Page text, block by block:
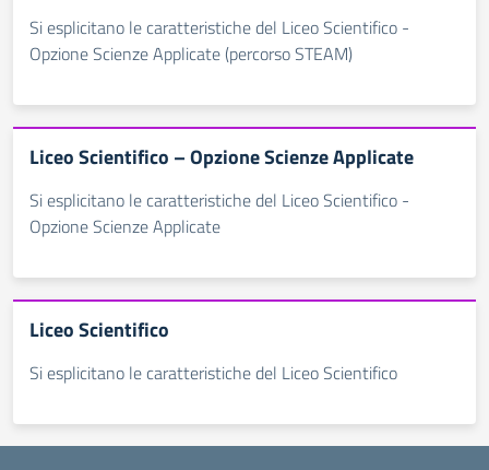
Si esplicitano le caratteristiche del Liceo Scientifico -
Opzione Scienze Applicate (percorso STEAM)
Liceo Scientifico – Opzione Scienze Applicate
Si esplicitano le caratteristiche del Liceo Scientifico -
Opzione Scienze Applicate
Liceo Scientifico
Si esplicitano le caratteristiche del Liceo Scientifico